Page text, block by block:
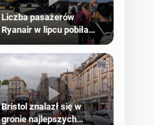
Liczba pasażerów
Ryanair w lipcu pobiła
rekord
Bristol znalazł się w
gronie najlepszych